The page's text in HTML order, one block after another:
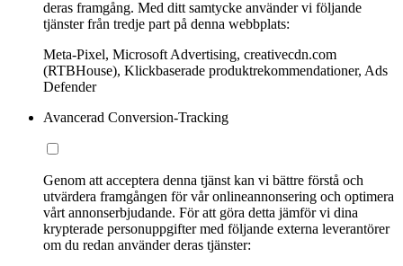
deras framgång. Med ditt samtycke använder vi följande
tjänster från tredje part på denna webbplats:
Meta-Pixel, Microsoft Advertising, creativecdn.com
(RTBHouse), Klickbaserade produktrekommendationer, Ads
Defender
Avancerad Conversion-Tracking
Genom att acceptera denna tjänst kan vi bättre förstå och
utvärdera framgången för vår onlineannonsering och optimera
vårt annonserbjudande. För att göra detta jämför vi dina
krypterade personuppgifter med följande externa leverantörer
om du redan använder deras tjänster: